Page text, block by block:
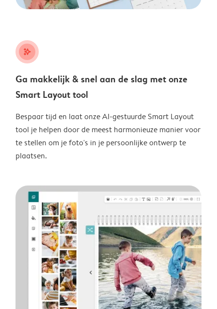
stars_plus
Ga makkelijk & snel aan de slag met onze
Smart Layout tool
Bespaar tijd en laat onze AI-gestuurde Smart Layout
tool je helpen door de meest harmonieuze manier voor
te stellen om je foto's in je persoonlijke ontwerp te
plaatsen.